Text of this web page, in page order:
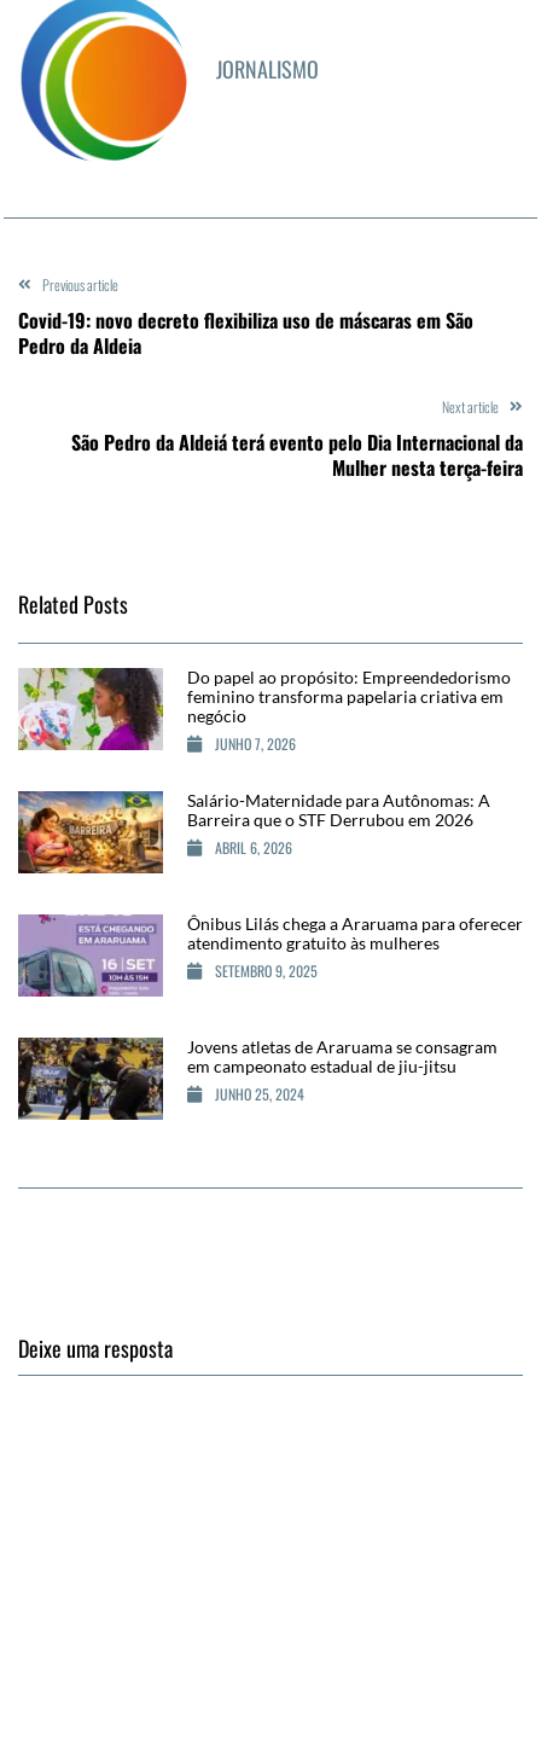
JORNALISMO
Previous article
Covid-19: novo decreto flexibiliza uso de máscaras em São
Pedro da Aldeia
Next article
São Pedro da Aldeiá terá evento pelo Dia Internacional da
Mulher nesta terça-feira
Related Posts
Do papel ao propósito: Empreendedorismo
feminino transforma papelaria criativa em
negócio
JUNHO 7, 2026
Salário-Maternidade para Autônomas: A
Barreira que o STF Derrubou em 2026
ABRIL 6, 2026
Ônibus Lilás chega a Araruama para oferecer
atendimento gratuito às mulheres
SETEMBRO 9, 2025
Jovens atletas de Araruama se consagram
em campeonato estadual de jiu-jitsu
JUNHO 25, 2024
Deixe uma resposta